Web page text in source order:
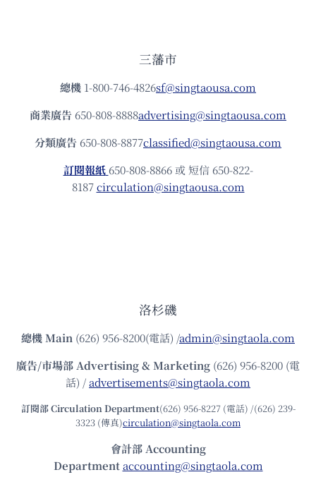
三藩市
總機 1-800-746-4826sf@singtaousa.com
商業廣告 650-808-8888advertising@singtaousa.com
分類廣告 650-808-8877classified@singtaousa.com
訂閱報紙 650-808-8866 或 短信 650-822-
8187circulation@singtaousa.com
洛杉磯
總機Main (626) 956-8200(電話) /admin@singtaola.com
廣告/市場部Advertising & Marketing (626) 956-8200 (電
話) /advertisements@singtaola.com
訂閱部 Circulation Department(626) 956-8227 (電話) /(626) 239-
3323 (傳真)circulation@singtaola.com
會計部 Accounting
Department accounting@singtaola.com